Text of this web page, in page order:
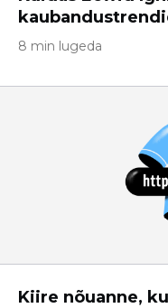
8 min lugeda
Kiire nõuanne,